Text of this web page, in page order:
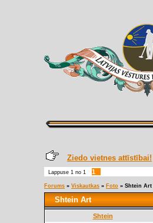
Ziedo vietnes attīstībai!
Lappuse 1 no 1 1
Forums » Viskautkas » Foto » Shtein Art
Shtein Art
Shtein